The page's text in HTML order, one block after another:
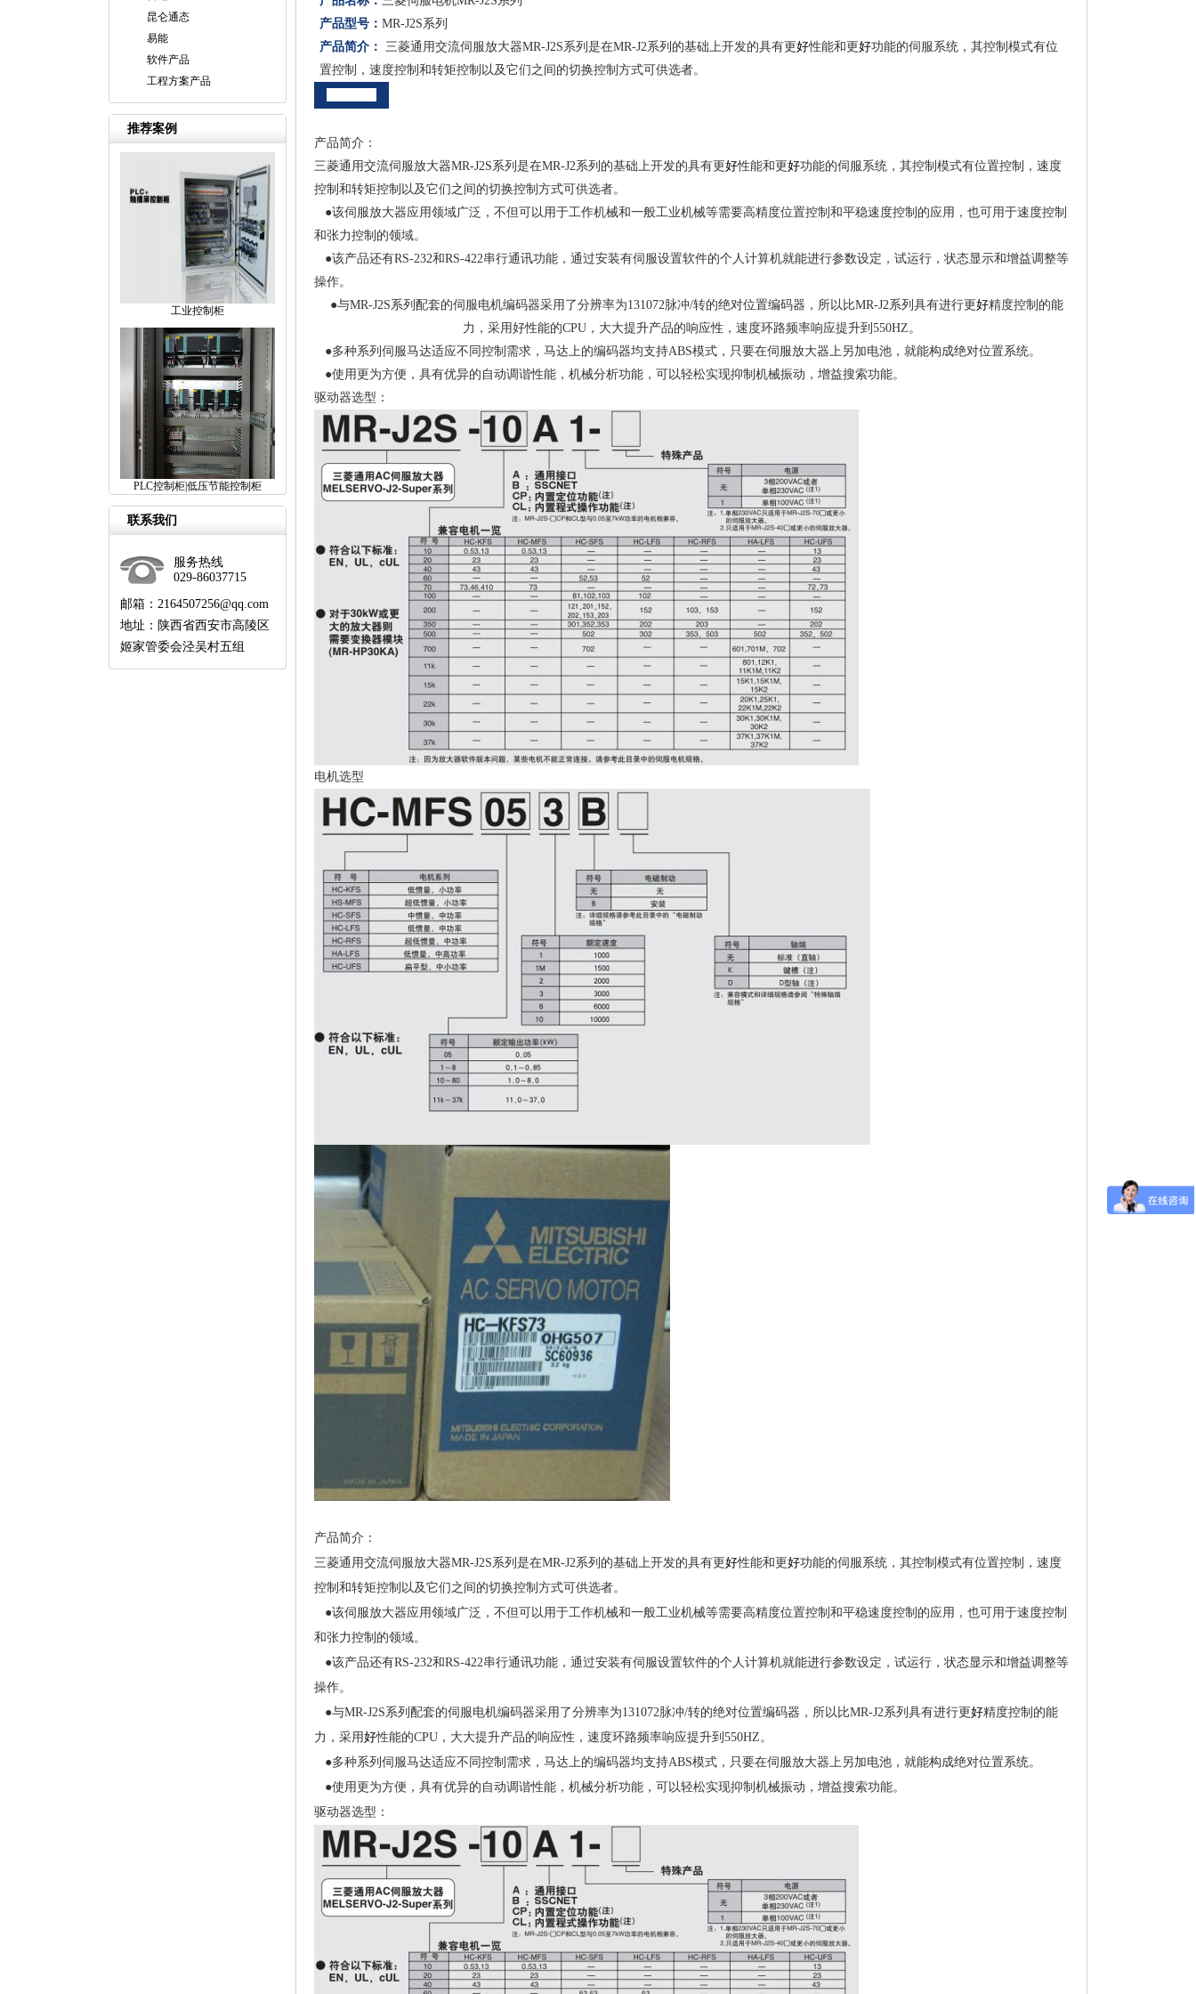
昆仑通态
易能
软件产品
工程方案产品
推荐案例
工业控制柜
PLC控制柜|低压节能控制柜
联系我们
服务热线
029-86037715
邮箱：2164507256@qq.com
地址：陕西省西安市高陵区
姬家管委会泾吴村五组
产品型号： MR-J2S系列
产品简介： 三菱通用交流伺服放大器MR-J2S系列是在MR-J2系列的基础上开发的具有更好性能和更好功能的伺服系统，其控制模式有位
置控制，速度控制和转矩控制以及它们之间的切换控制方式可供选者。
产品简介：
三菱通用交流伺服放大器MR-J2S系列是在MR-J2系列的基础上开发的具有更好性能和 更好功能的伺服系统，其控制模式有位置控制，速度
控制和转矩控制以及它们之间的切换控制方式可供选者。
●该伺服放大器应用领域广泛，不但可以用于工作机械和一般工业机械等需要高精度位置控制和平稳速度控制的应用，也可用于速度控制
和张力控制的领域。
●该产品还有RS-232和RS-422串行通讯功能，通过安装有伺服设置软件的个人计算机就能进行参数设定，试运行，状态显示和增益调整等
操作。
●与MR-J2S系列配套的伺服电机编码器采用了分辨率为131072脉冲/转的绝对位置编码器，所以比MR-J2系列具有进行更好精度控制的能
力，采用好性能的CPU，大大提升产品的响应性，速度环路频率响应提升到550HZ。
●多种系列伺服马达适应不同控制需求，马达上的编码器均支持ABS模式，只要在伺服放大器上另加电池，就能构成绝对位置系统。
●使用更为方便，具有优异的自动调谐性能，机械分析功能，可以轻松实现抑制机械振动，增益搜索功能。
驱动器选型：
电机选型
产品简介：
三菱通用交流伺服放大器MR-J2S系列是在MR-J2系列的基础上开发的具有更好性能和 更好功能的伺服系统，其控制模式有位置控制，速度
控制和转矩控制以及它们之间的切换控制方式可供选者。
●该伺服放大器应用领域广泛，不但可以用于工作机械和一般工业机械等需要高精度位置控制和平稳速度控制的应用，也可用于速度控制
和张力控制的领域。
●该产品还有RS-232和RS-422串行通讯功能，通过安装有伺服设置软件的个人计算机就能进行参数设定，试运行，状态显示和增益调整等
操作。
●与MR-J2S系列配套的伺服电机编码器采用了分辨率为131072脉冲/转的绝对位置编码器，所以比MR-J2系列具有进行更好精度控制的能
力，采用好性能的CPU，大大提升产品的响应性，速度环路频率响应提升到550HZ。
●多种系列伺服马达适应不同控制需求，马达上的编码器均支持ABS模式，只要在伺服放大器上另加电池，就能构成绝对位置系统。
●使用更为方便，具有优异的自动调谐性能，机械分析功能，可以轻松实现抑制机械振动，增益搜索功能。
驱动器选型：